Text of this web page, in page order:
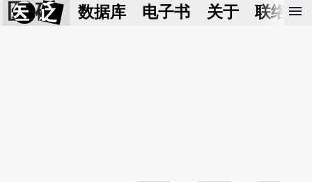
医 砭 数据库 电子书 关于 联络我
menu